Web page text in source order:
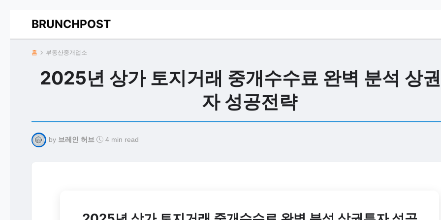
BRUNCHPOST
홈 부동산중개업소
2025년 상가 토지거래 중개수수료 완벽 분석 상
자 성공전략
by 브레인 허브 4 min read